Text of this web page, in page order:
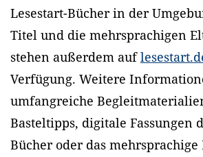
Lesestart-Bücher in der
Titel und die mehrsprachigen
stehen außerdem auf
Verfügung. Weitere
umfangreiche
Basteltipps, digitale Fassungen
Bücher oder das mehrsprachige